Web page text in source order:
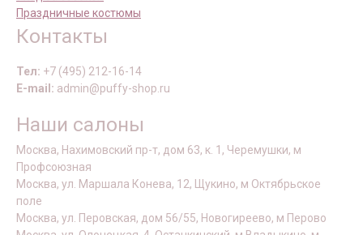
Праздничные костюмы
Контакты
Тел: +7 (495) 212-16-14
E-mail: admin@puffy-shop.ru
Наши салоны
Москва, Нахимовский пр-т, дом 63, к. 1, Черемушки, м
Профсоюзная
Москва, ул. Маршала Конева, 12, Щукино, м Октябрьское
поле
Москва, ул. Перовская, дом 56/55, Новогиреево, м Перово